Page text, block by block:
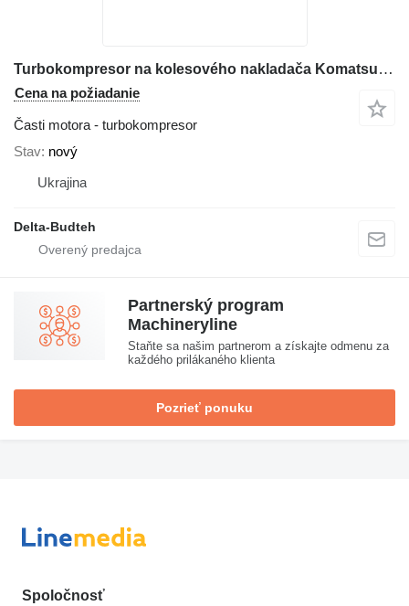
Turbokompresor na kolesového nakladača Komatsu WA380
Cena na požiadanie
Časti motora - turbokompresor
Stav nový
Ukrajina
Delta-Budteh
Partnerský program
Machineryline
Staňte sa našim partnerom a získajte odmenu za
každého prilákaného klienta
Pozrieť ponuku
Spoločnosť